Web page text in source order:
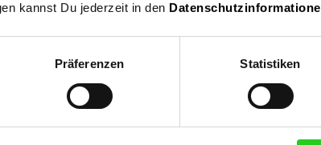
kannst Du jederzeit in den
Präferenzen Statistiken